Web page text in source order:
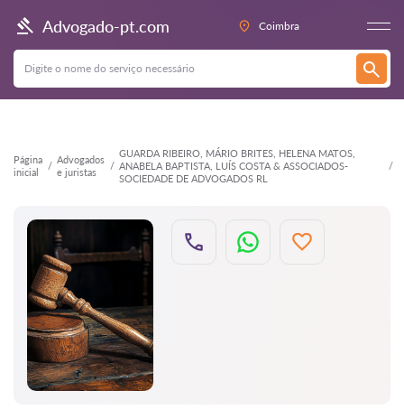
Advogado-pt.com Coimbra
Página
inicial
Advogados
e juristas
GUARDA RIBEIRO, MÁRIO BRITES, HELENA MATOS,
ANABELA BAPTISTA, LUÍS COSTA & ASSOCIADOS-
SOCIEDADE DE ADVOGADOS RL
Voltar